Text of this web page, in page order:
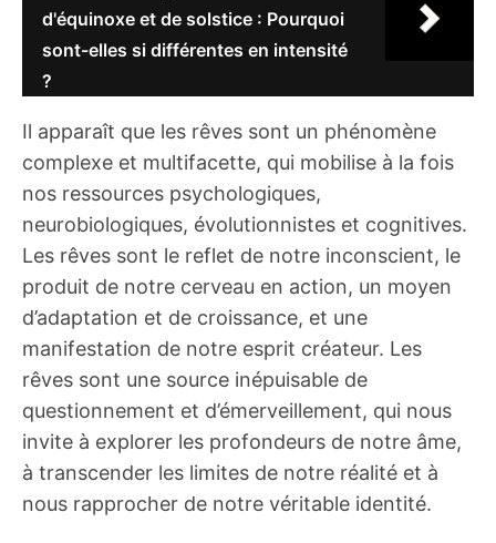
d'équinoxe et de solstice : Pourquoi
sont-elles si différentes en intensité
?
Il apparaît que les rêves sont un phénomène
complexe et multifacette, qui mobilise à la fois
nos ressources psychologiques,
neurobiologiques, évolutionnistes et cognitives.
Les rêves sont le reflet de notre inconscient, le
produit de notre cerveau en action, un moyen
d’adaptation et de croissance, et une
manifestation de notre esprit créateur. Les
rêves sont une source inépuisable de
questionnement et d’émerveillement, qui nous
invite à explorer les profondeurs de notre âme,
à transcender les limites de notre réalité et à
nous rapprocher de notre véritable identité.